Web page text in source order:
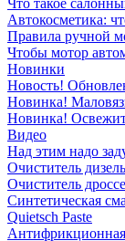
Что такое
Автокосметика:
Правила ручной
Чтобы мотор
Новинки
Новость!
Новинка!
Новинка!
Видео
Над этим надо
Очиститель
Очиститель
Синтетическая
Quietsch Paste